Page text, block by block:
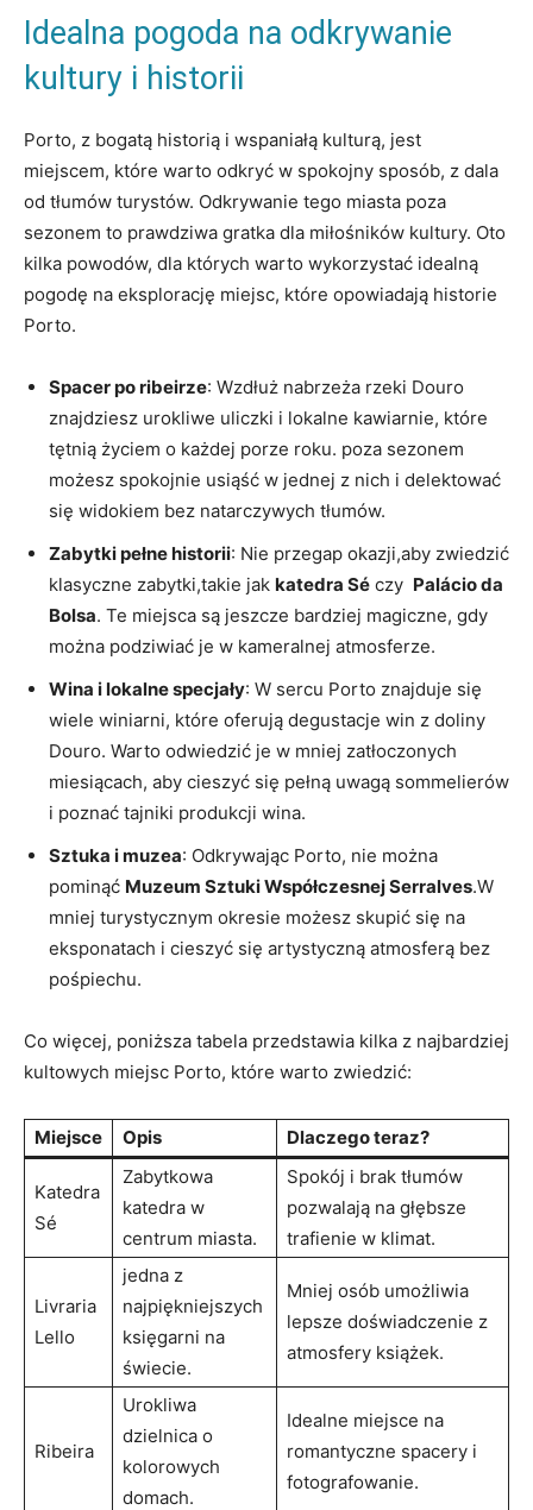
Idealna pogoda na odkrywanie
kultury i historii
Porto, z bogatą historią i wspaniałą kulturą,‌ jest
miejscem, które warto odkryć w spokojny sposób, z ‍dala​
od tłumów turystów. Odkrywanie tego ​miasta poza
sezonem to prawdziwa‍ gratka‍ dla miłośników ⁢kultury. Oto
‍kilka powodów, ‍dla których warto wykorzystać‍ idealną
pogodę⁣ na eksplorację⁢ miejsc, które opowiadają historie
⁣Porto.
Spacer po ribeirze: Wzdłuż nabrzeża rzeki Douro
znajdziesz urokliwe uliczki i lokalne ‍kawiarnie, które
tętnią życiem o każdej⁢ porze roku. poza sezonem
możesz spokojnie usiąść w jednej z nich i delektować
⁢się widokiem bez natarczywych tłumów.
Zabytki pełne historii: Nie przegap okazji,aby zwiedzić
​klasyczne zabytki,takie jak katedra‌ Sé czy ​ Palácio da
‍Bolsa. Te miejsca są jeszcze bardziej magiczne, gdy
można podziwiać je w ‌kameralnej atmosferze.
Wina ⁤i lokalne specjały: W sercu Porto znajduje się‌
wiele winiarni, które oferują⁣ degustacje win ​z doliny
Douro.‍ Warto odwiedzić je w mniej ⁢zatłoczonych
miesiącach, aby cieszyć się pełną uwagą sommelierów
i⁢ poznać tajniki ⁣produkcji wina.
Sztuka i ‍muzea: Odkrywając ‌Porto, nie⁣ można
pominąć Muzeum Sztuki Współczesnej Serralves.W
mniej turystycznym ⁢okresie możesz skupić się na
eksponatach ​i ⁣cieszyć się ⁣artystyczną atmosferą bez
pośpiechu.
Co więcej, poniższa ⁢tabela ‌przedstawia kilka z najbardziej
kultowych miejsc Porto, które‌ warto​ zwiedzić:
Miejsce Opis Dlaczego teraz?
Katedra
Sé
Zabytkowa⁢
katedra⁣ w
centrum miasta.
Spokój ‍i brak tłumów
pozwalają ⁢na głębsze
trafienie w⁤ klimat.
Livraria
Lello
jedna z
najpiękniejszych
księgarni na
świecie.
Mniej osób⁢ umożliwia
lepsze doświadczenie ⁤z
atmosfery ‌książek.
Ribeira
Urokliwa
dzielnica‌ o
kolorowych
domach.
Idealne miejsce⁣ na
romantyczne spacery i⁤
fotografowanie.